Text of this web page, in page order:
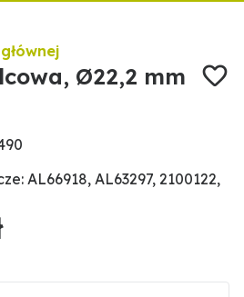
Ø22,2 mm
AL66918, AL63297, 2100122,